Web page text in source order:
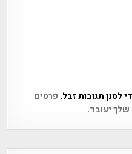
פרטים
שלך יעובד.